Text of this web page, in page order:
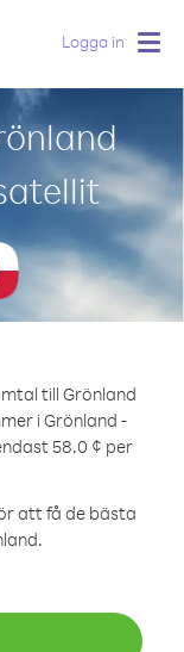
Logga in
till Grönland
i Grönland -
58.0 ¢ per
att få de bästa